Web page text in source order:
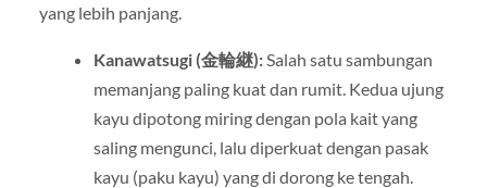
yang lebih panjang.
Kanawatsugi (金輪継):Salah satu sambungan
memanjang paling kuat dan rumit. Kedua ujung
kayu dipotong miring dengan pola kait yang
saling mengunci, lalu diperkuat dengan pasak
kayu (paku kayu) yang di dorong ke tengah.